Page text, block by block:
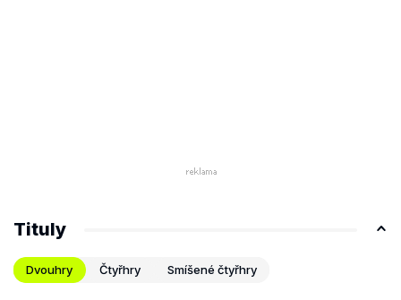
Tituly
Dvouhry Čtyřhry Smíšené čtyřhry